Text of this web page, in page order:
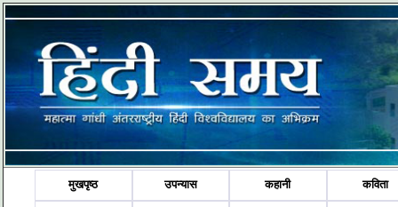
मुखपृष्ठ उपन्यास कहानी कविता